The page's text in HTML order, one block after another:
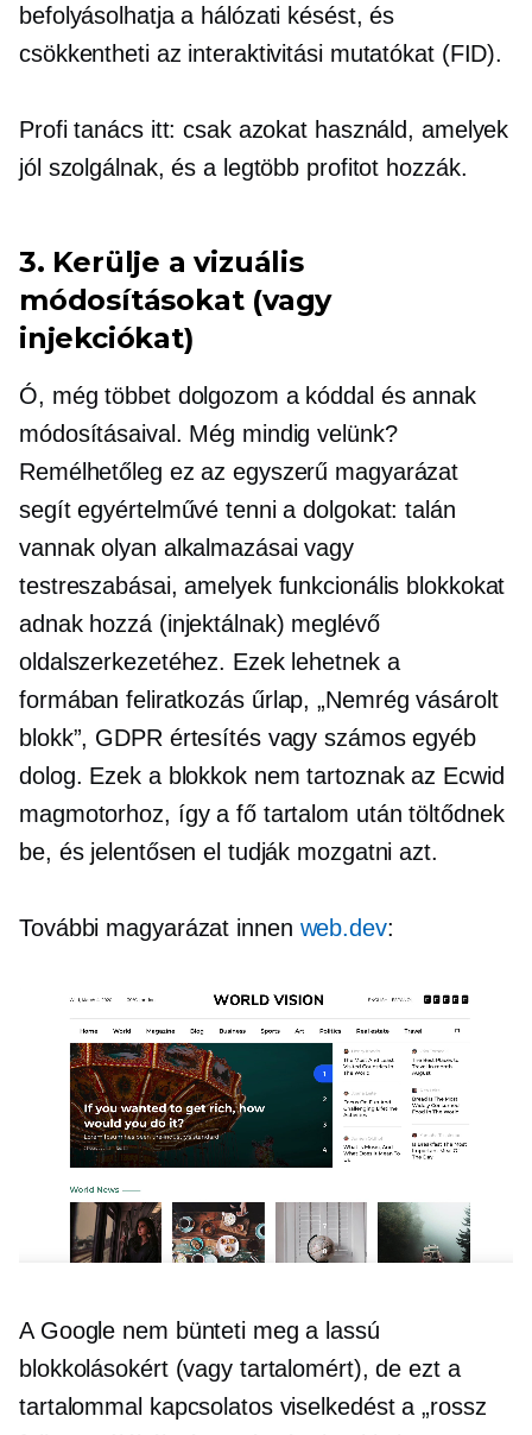
befolyásolhatja a hálózati késést, és
csökkentheti az interaktivitási mutatókat (FID).
Profi tanács itt: csak azokat használd, amelyek
jól szolgálnak, és a legtöbb profitot hozzák.
3. Kerülje a vizuális
módosításokat (vagy
injekciókat)
Ó, még többet dolgozom a kóddal és annak
módosításaival. Még mindig velünk?
Remélhetőleg ez az egyszerű magyarázat
segít egyértelművé tenni a dolgokat: talán
vannak olyan alkalmazásai vagy
testreszabásai, amelyek funkcionális blokkokat
adnak hozzá (injektálnak) meglévő
oldalszerkezetéhez. Ezek lehetnek a
formábanfeliratkozásűrlap, „Nemrég vásárolt
blokk”, GDPR értesítés vagy számos egyéb
dolog. Ezek a blokkok nem tartoznak az Ecwid
magmotorhoz, így a fő tartalom után töltődnek
be, és jelentősen el tudják mozgatni azt.
További magyarázat innen web.dev:
A Google nem bünteti meg a lassú
blokkolásokért (vagy tartalomért), de ezt a
tartalommal kapcsolatos viselkedést a „rossz